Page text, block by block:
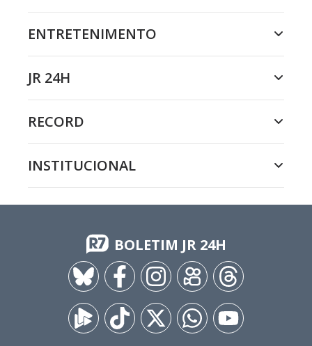
ENTRETENIMENTO
JR 24H
RECORD
INSTITUCIONAL
BOLETIM JR 24H